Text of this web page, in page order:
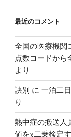
別
名
保
存
す
る”
の
最近のコメント
全国の医療機関
点数コードから
より
訣別 に 一泊二
り
熱中症の搬送人
値をχ二乗検定